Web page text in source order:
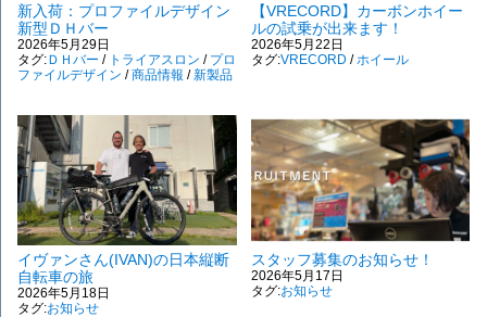
新入荷：プロファイルデザイン
新型ＤＨバー
2026年5月29日
タグ:ＤＨバー / トライアスロン / プロ
ファイルデザイン /商品情報 /新製品
【VRECORD】カーボンホイー
ルの試乗が出来ます！
2026年5月22日
タグ:VRECORD / ホイール
イヴァンさん(IVAN)の日本縦断
自転車の旅
2026年5月18日
タグ:お知らせ
スタッフ募集のお知らせ！
2026年5月17日
タグ:お知らせ